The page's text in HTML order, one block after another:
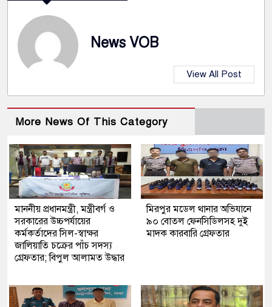
News VOB
View All Post
More News Of This Category
মাননীয় প্রধানমন্ত্রী, মন্ত্রীবর্গ ও
সরকারের উচ্চপর্যায়ের
কর্মকর্তাদের সিল-স্বাক্ষর
জালিয়াতি চক্রের পাঁচ সদস্য
গ্রেফতার; বিপুল আলামত উদ্ধার
মিরপুর মডেল থানার অভিযানে
৯০ বোতল ফেনসিডিলসহ দুই
মাদক কারবারি গ্রেফতার